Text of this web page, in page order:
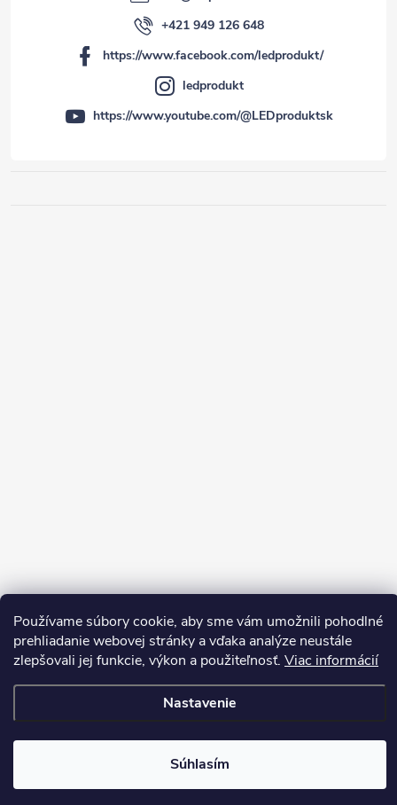
Používame súbory cookie, aby sme vám umožnili pohodlné
prehliadanie webovej stránky a vďaka analýze neustále
zlepšovali jej funkcie, výkon a použiteľnosť. Viac informácií
Nastavenie
Súhlasím
Sledovať na Instagrame
+421 949 126 648
https://www.facebook.com/ledprodukt/
ledprodukt
https://www.youtube.com/@LEDproduktsk
Vytvoril Shoptet Premium
Copyright 2026LEDprodukt.sk. Všetky práva vyhradené.